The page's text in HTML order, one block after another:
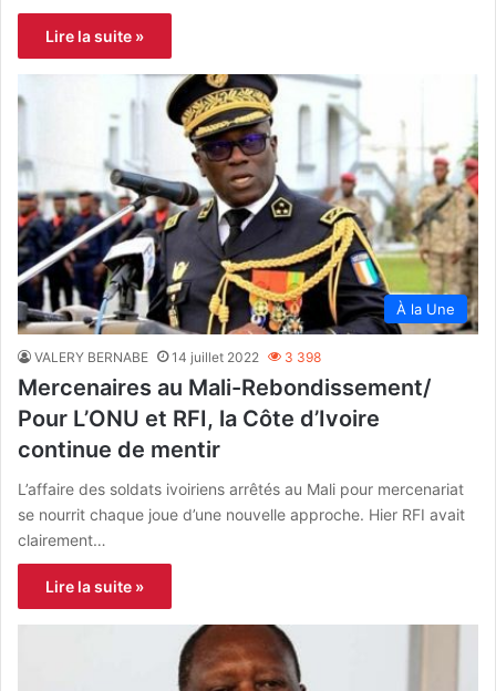
Lire la suite »
À la Une
VALERY BERNABE 14 juillet 2022 3 398
Mercenaires au Mali-Rebondissement/
Pour L’ONU et RFI, la Côte d’Ivoire
continue de mentir
L’affaire des soldats ivoiriens arrêtés au Mali pour mercenariat
se nourrit chaque joue d’une nouvelle approche. Hier RFI avait
clairement…
Lire la suite »